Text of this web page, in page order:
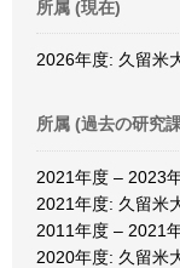
所属 (現在)
2026年度: 久留米
所属 (過去の研究
2021年度 – 2023
2021年度: 久留米
2011年度 – 2021
2020年度: 久留米